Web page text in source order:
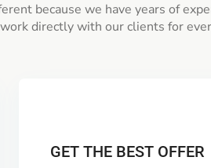
because we have years of
directly with our clients for
GET THE BEST OFFER